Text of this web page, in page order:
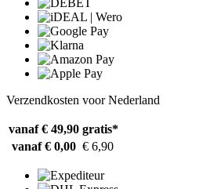
Verzendkosten voor Nederland
vanaf € 49,90 gratis*
vanaf € 0,00 € 6,90